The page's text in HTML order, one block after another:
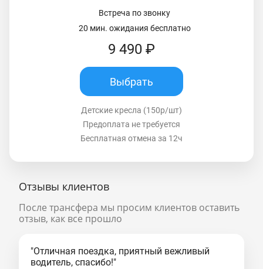
Встреча по звонку
20 мин. ожидания бесплатно
9 490 ₽
Выбрать
Детские кресла (150р/шт)
Предоплата не требуется
Бесплатная отмена за 12ч
Отзывы клиентов
После трансфера мы просим клиентов оставить
отзыв, как все прошло
"Отличная поездка, приятный вежливый
водитель, спасибо!"